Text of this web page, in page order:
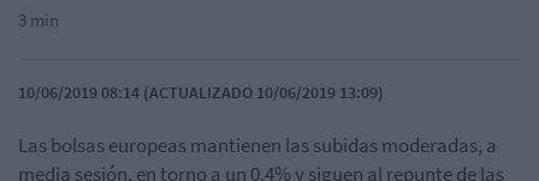
3 min
10/06/2019 08:14 (ACTUALIZADO 10/06/2019 13:09)
Las bolsas europeas mantienen las subidas moderadas, a
media sesión, en torno a un 0,4% y siguen al repunte de las